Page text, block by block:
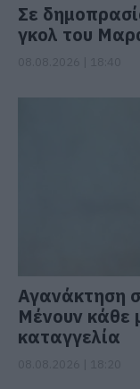
Σε
γκολ του
Αγανάκτηση
Μένουν κάθε
καταγγελία